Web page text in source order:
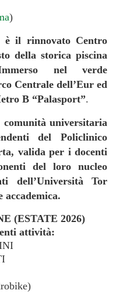
)
è il rinnovato Centro
della storica piscina
nel verde
Centrale dell’Eur ed
B “Palasport”.
universitaria
del Policlinico
valida per i docenti
del loro nucleo
dell’Università Tor
accademica.
(ESTATE 2026)
attività: